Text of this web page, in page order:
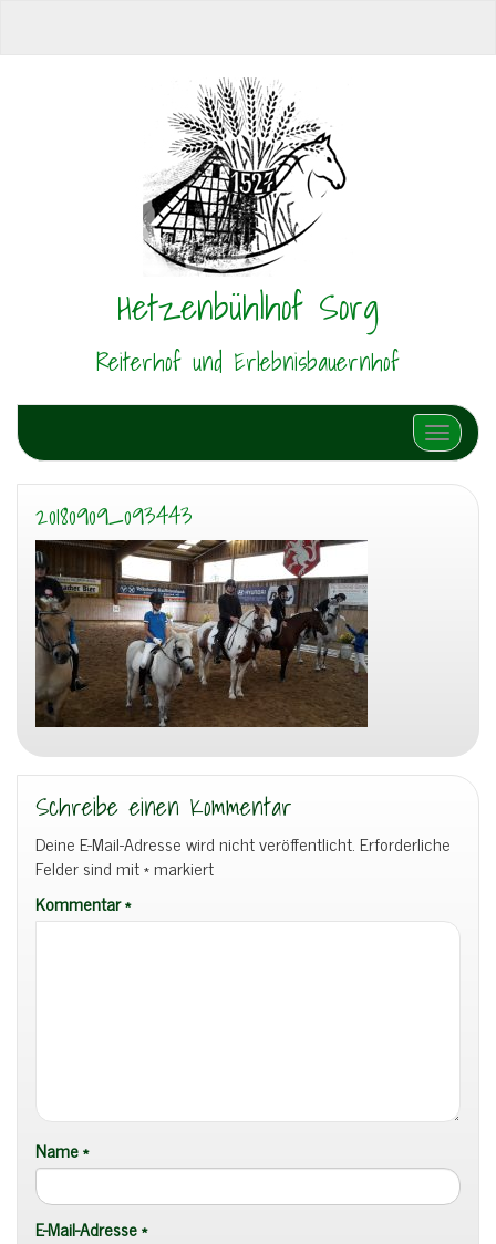
Hetzenbühlhof Sorg
Reiterhof und Erlebnisbauernhof
Schalte
20180909_093443
Schreibe einen Kommentar
Deine E-Mail-Adresse wird nicht veröffentlicht. Erforderliche
Felder sind mit*markiert
Kommentar*
Name*
E-Mail-Adresse*